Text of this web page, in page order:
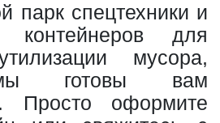
парк спецтехники и
контейнеров для
мусора,
готовы вам
Просто оформите